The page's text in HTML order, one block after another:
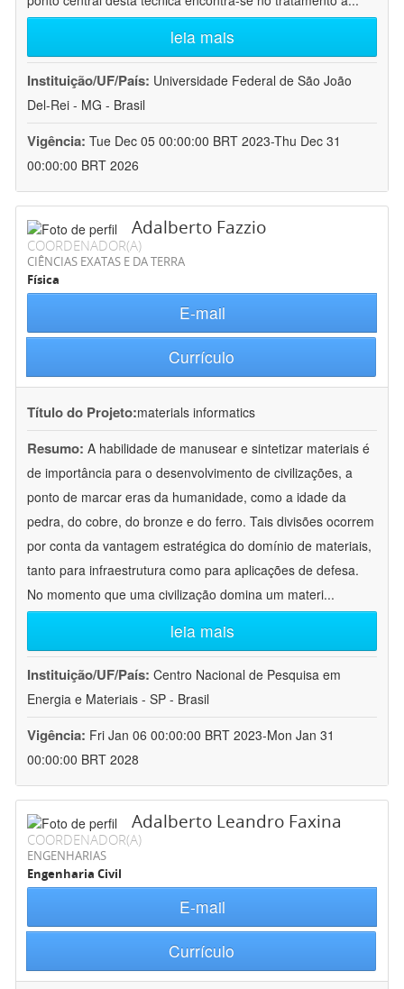
leia mais
Instituição/UF/País: Universidade Federal de São João
Del-Rei - MG - Brasil
Vigência: Tue Dec 05 00:00:00 BRT 2023-Thu Dec 31
00:00:00 BRT 2026
Adalberto Fazzio
COORDENADOR(A)
CIÊNCIAS EXATAS E DA TERRA
Física
E-mail
Currículo
Título do Projeto:materials informatics
Resumo: A habilidade de manusear e sintetizar materiais é
de importância para o desenvolvimento de civilizações, a
ponto de marcar eras da humanidade, como a idade da
pedra, do cobre, do bronze e do ferro. Tais divisões ocorrem
por conta da vantagem estratégica do domínio de materiais,
tanto para infraestrutura como para aplicações de defesa.
No momento que uma civilização domina um materi...
leia mais
Instituição/UF/País: Centro Nacional de Pesquisa em
Energia e Materiais - SP - Brasil
Vigência: Fri Jan 06 00:00:00 BRT 2023-Mon Jan 31
00:00:00 BRT 2028
Adalberto Leandro Faxina
COORDENADOR(A)
ENGENHARIAS
Engenharia Civil
E-mail
Currículo